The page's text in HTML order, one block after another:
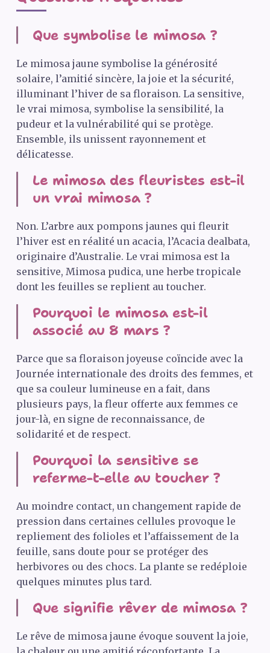
Que symbolise le mimosa ?
Le mimosa jaune symbolise la générosité
solaire, l’amitié sincère, la joie et la sécurité,
illuminant l’hiver de sa floraison. La sensitive,
le vrai mimosa, symbolise la sensibilité, la
pudeur et la vulnérabilité qui se protège.
Ensemble, ils unissent rayonnement et
délicatesse.
Le mimosa des fleuristes est-il
un vrai mimosa ?
Non. L’arbre aux pompons jaunes qui fleurit
l’hiver est en réalité un acacia, l’Acacia dealbata,
originaire d’Australie. Le vrai mimosa est la
sensitive, Mimosa pudica, une herbe tropicale
dont les feuilles se replient au toucher.
Pourquoi le mimosa est-il
associé au 8 mars ?
Parce que sa floraison joyeuse coïncide avec la
Journée internationale des droits des femmes, et
que sa couleur lumineuse en a fait, dans
plusieurs pays, la fleur offerte aux femmes ce
jour-là, en signe de reconnaissance, de
solidarité et de respect.
Pourquoi la sensitive se
referme-t-elle au toucher ?
Au moindre contact, un changement rapide de
pression dans certaines cellules provoque le
repliement des folioles et l’affaissement de la
feuille, sans doute pour se protéger des
herbivores ou des chocs. La plante se redéploie
quelques minutes plus tard.
Que signifie rêver de mimosa ?
Le rêve de mimosa jaune évoque souvent la joie,